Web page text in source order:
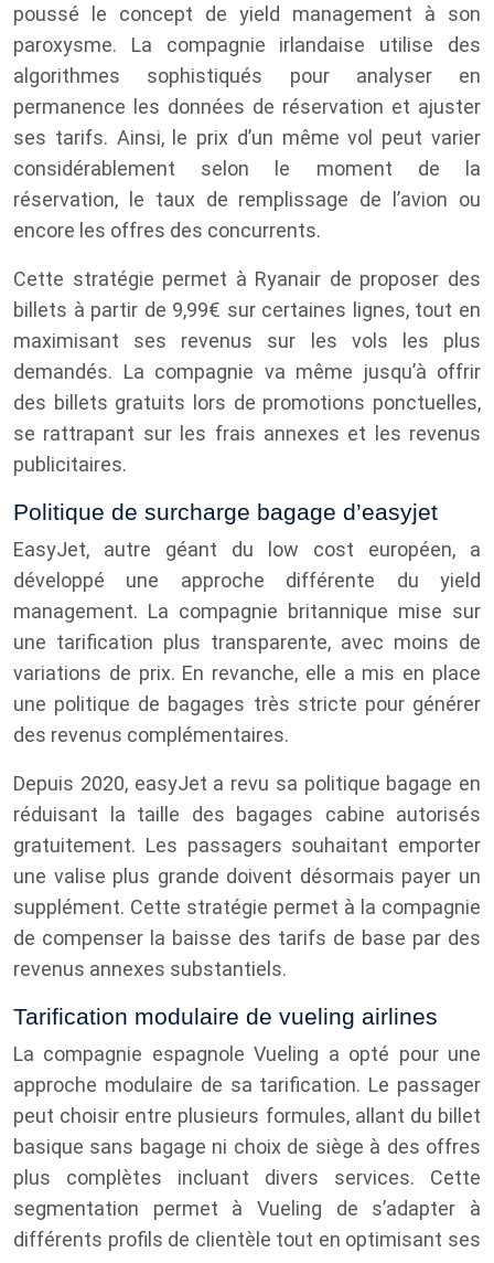
poussé le concept de yield management à son
paroxysme. La compagnie irlandaise utilise des
algorithmes sophistiqués pour analyser en
permanence les données de réservation et ajuster
ses tarifs. Ainsi, le prix d’un même vol peut varier
considérablement selon le moment de la
réservation, le taux de remplissage de l’avion ou
encore les offres des concurrents.
Cette stratégie permet à Ryanair de proposer des
billets à partir de 9,99€ sur certaines lignes, tout en
maximisant ses revenus sur les vols les plus
demandés. La compagnie va même jusqu’à offrir
des billets gratuits lors de promotions ponctuelles,
se rattrapant sur les frais annexes et les revenus
publicitaires.
Politique de surcharge bagage d’easyjet
EasyJet, autre géant du low cost européen, a
développé une approche différente du yield
management. La compagnie britannique mise sur
une tarification plus transparente, avec moins de
variations de prix. En revanche, elle a mis en place
une politique de bagages très stricte pour générer
des revenus complémentaires.
Depuis 2020, easyJet a revu sa politique bagage en
réduisant la taille des bagages cabine autorisés
gratuitement. Les passagers souhaitant emporter
une valise plus grande doivent désormais payer un
supplément. Cette stratégie permet à la compagnie
de compenser la baisse des tarifs de base par des
revenus annexes substantiels.
Tarification modulaire de vueling airlines
La compagnie espagnole Vueling a opté pour une
approche modulaire de sa tarification. Le passager
peut choisir entre plusieurs formules, allant du billet
basique sans bagage ni choix de siège à des offres
plus complètes incluant divers services. Cette
segmentation permet à Vueling de s’adapter à
différents profils de clientèle tout en optimisant ses